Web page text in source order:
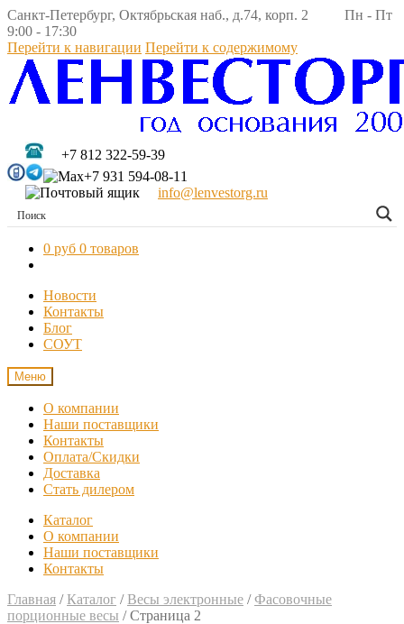
Санкт-Петербург, Октябрьская наб., д.74, корп. 2 Пн - Пт
9:00 - 17:30
Перейти к навигации Перейти к содержимому
+7 812 322-59-39
+7 931 594-08-11
info@lenvestorg.ru
0 руб 0 товаров
Новости
Контакты
Блог
СОУТ
Меню
О компании
Наши поставщики
Контакты
Оплата/Скидки
Доставка
Стать дилером
Каталог
О компании
Наши поставщики
Контакты
Главная / Каталог / Весы электронные /Фасовочные
порционные весы /Страница 2